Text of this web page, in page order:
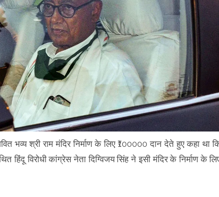
भव्य श्री राम मंदिर निर्माण के लिए ₹100000 दान देते हुए कहा था
हिंदू विरोधी कांग्रेस नेता दिग्विजय सिंह ने इसी मंदिर के निर्माण के